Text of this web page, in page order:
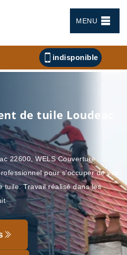
MENU
indisponible
de tuile Loudeac
22600, WELS Couverture
pour s'occuper de vos
tuile. Travail réalisé dans les